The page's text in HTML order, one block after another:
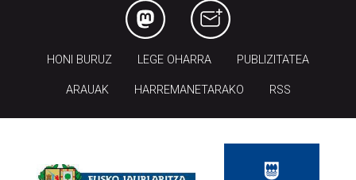
HONI BURUZ LEGE OHARRA PUBLIZITATEA
ARAUAK HARREMANETARAKO RSS